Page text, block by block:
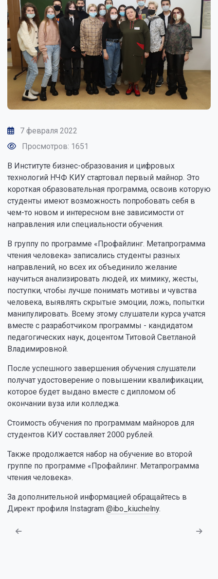
7 февраля 2022
Просмотров: 1651
В Институте бизнес-образования и цифровых
технологий НЧФ КИУ стартовал первый майнор. Это
короткая образовательная программа, освоив которую
студенты имеют возможность попробовать себя в
чем-то новом и интересном вне зависимости от
направления или специальности обучения.
В группу по программе «Профайлинг. Метапрограмма
чтения человека» записались студенты разных
направлений, но всех их объединило желание
научиться анализировать людей, их мимику, жесты,
поступки, чтобы лучше понимать мотивы и чувства
человека, выявлять скрытые эмоции, ложь, попытки
манипулировать. Всему этому слушатели курса учатся
вместе с разработчиком программы - кандидатом
педагогических наук, доцентом Титовой Светланой
Владимировной.
После успешного завершения обучения слушатели
получат удостоверение о повышении квалификации,
которое будет выдано вместе с дипломом об
окончании вуза или колледжа.
Стоимость обучения по программам майноров для
студентов КИУ составляет 2000 рублей.
Также продолжается набор на обучение во второй
группе по программе «Профайлинг. Метапрограмма
чтения человека».
За дополнительной информацией обращайтесь в
Директ профиля Instagram @ibo_kiuchelny.